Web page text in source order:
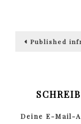
Published in
Deine E-Mail-